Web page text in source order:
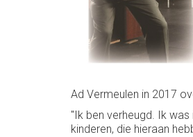
Ad Vermeulen in 2017
"Ik ben verheugd. Ik
kinderen, die hieraan